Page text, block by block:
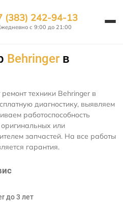
(383) 242-94-13
с 9:00 до 21:00
Behringer в
техники Behringer в
диагностику, выявляем
работоспособность
или
запчастей. На все работы
гарантия.
до 3 лет